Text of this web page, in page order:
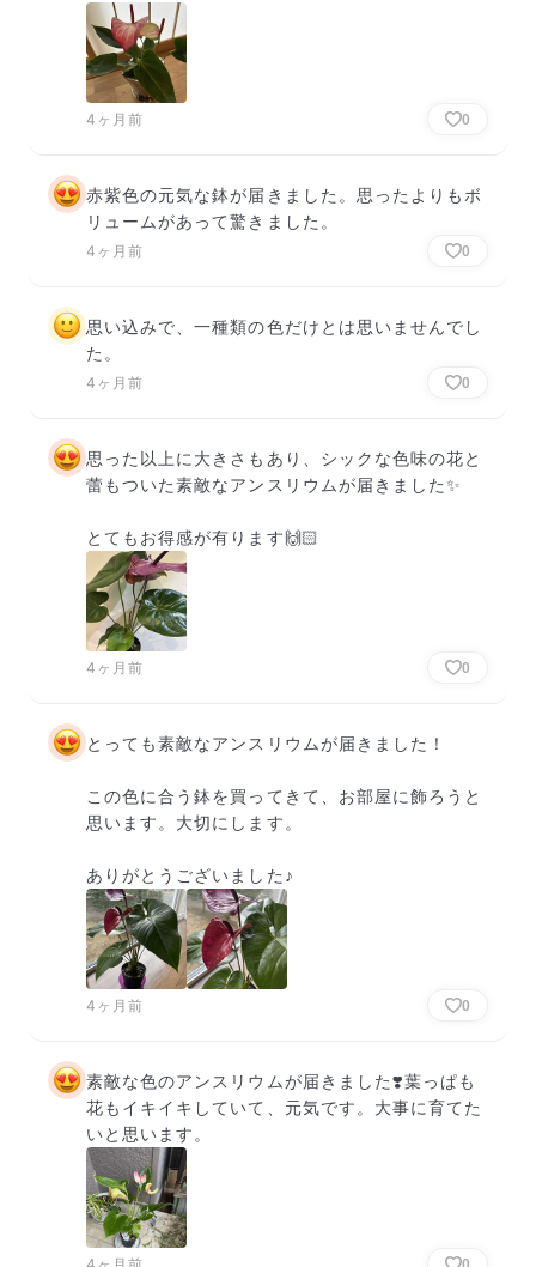
4ヶ月前 0
赤紫色の元気な鉢が届きました。思ったよりもボ
リュームがあって驚きました。
4ヶ月前 0
思い込みで、一種類の色だけとは思いませんでし
た。
4ヶ月前 0
思った以上に大きさもあり、シックな色味の花と
蕾もついた素敵なアンスリウムが届きました✨
とてもお得感が有ります🙌🏻
4ヶ月前 0
とっても素敵なアンスリウムが届きました！
この色に合う鉢を買ってきて、お部屋に飾ろうと
思います。大切にします。
ありがとうございました♪
4ヶ月前 0
素敵な色のアンスリウムが届きました❣️葉っぱも
花もイキイキしていて、元気です。大事に育てた
いと思います。